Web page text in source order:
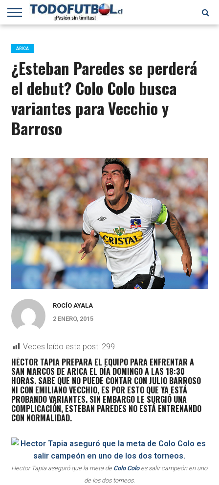
PRIMERA
B
SELECCIÓN
CHILENA
CHILENOS
EN EL
MUNDO
FÚTBOL
INTERNACIONAL
ARICA
¿Esteban Paredes se perderá
el debut? Colo Colo busca
variantes para Vecchio y
Barroso
ROCÍO AYALA
2 ENERO, 2015
Veces leído este post: 299
HÉCTOR TAPIA PREPARA EL EQUIPO PARA ENFRENTAR A
SAN MARCOS DE ARICA EL DÍA DOMINGO A LAS 18:30
HORAS. SABE QUE NO PUEDE CONTAR CON JULIO BARROSO
NI CON EMILIANO VECCHIO, ES POR ESTO QUE YA ESTÁ
PROBANDO VARIANTES. SIN EMBARGO LE SURGIÓ UNA
COMPLICACIÓN, ESTEBAN PAREDES NO ESTÁ ENTRENANDO
CON NORMALIDAD.
Hector Tapia aseguró que la meta de Colo Coloes salir campeón en uno
de los dos torneos.